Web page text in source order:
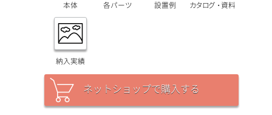
本体 各パーツ 設置例 カタログ・資料
納入実績
ネットショップで購入する